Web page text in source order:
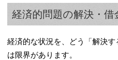
経済的問題の解決・借
経済的な状況を、どう「解決
は限界があります。